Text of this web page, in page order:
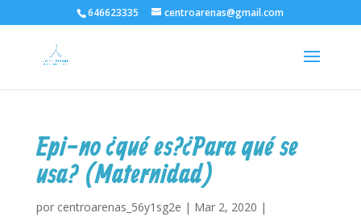
646623335 centroarenas@gmail.com
Epi-no ¿qué es?¿Para qué se
usa? (Maternidad)
por centroarenas_56y1sg2e | Mar 2, 2020 |